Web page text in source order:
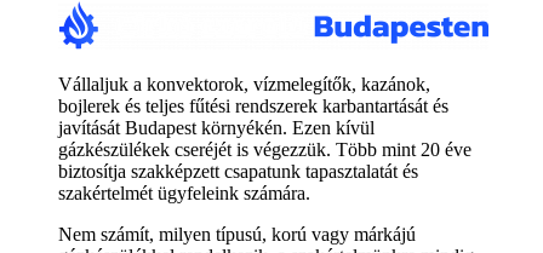
Vállaljuk a konvektorok, vízmelegítők, kazánok,
bojlerek és teljes fűtési rendszerek karbantartását és
javítását Budapest környékén. Ezen kívül
gázkészülékek cseréjét is végezzük. Több mint 20 éve
biztosítja szakképzett csapatunk tapasztalatát és
szakértelmét ügyfeleink számára.
Nem számít, milyen típusú, korú vagy márkájú